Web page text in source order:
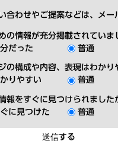
合わせやご提案などは、メー
の情報が充分掲載されていま
だった
普通
の構成や内容、表現はわかり
りやすい
普通
報をすぐに見つけられました
に見つけた
普通